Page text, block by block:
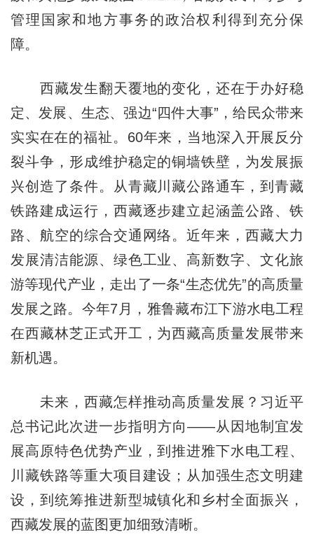
管理国家和地方事务的政治权利得到充分保
障。
西藏发生翻天覆地的变化，还在于办好稳
定、发展、生态、强边“四件大事”，给民众带来
实实在在的福祉。60年来，当地深入开展反分
裂斗争，形成维护稳定的铜墙铁壁，为发展振
兴创造了条件。从青藏川藏公路通车，到青藏
铁路建成运行，西藏逐步建立起涵盖公路、铁
路、航空的综合交通网络。近年来，西藏大力
发展清洁能源、绿色工业、高新数字、文化旅
游等现代产业，走出了一条“生态优先”的高质量
发展之路。今年7月，雅鲁藏布江下游水电工程
在西藏林芝正式开工，为西藏高质量发展带来
新机遇。
未来，西藏怎样推动高质量发展？习近平
总书记此次进一步指明方向——从因地制宜发
展高原特色优势产业，到推进雅下水电工程、
川藏铁路等重大项目建设；从加强生态文明建
设，到统筹推进新型城镇化和乡村全面振兴，
西藏发展的蓝图更加细致清晰。